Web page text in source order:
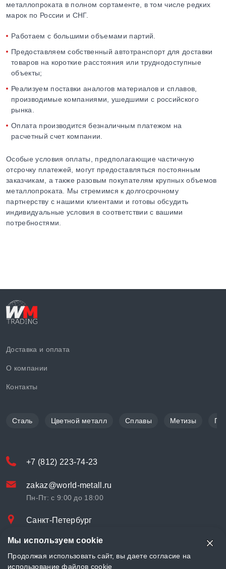
металлопроката в полном сортаменте, в том числе редких
марок по России и СНГ.
Работаем с большими объемами партий.
Предоставляем собственный автотранспорт для доставки
товаров на короткие расстояния или труднодоступные
объекты;
Реализуем поставки аналогов материалов и сплавов,
производимые компаниями, ушедшими с российского
рынка.
Оплата производится безналичным платежом на
расчетный счет компании.
Особые условия оплаты, предполагающие частичную
отсрочку платежей, могут предоставляться постоянным
заказчикам, а также разовым покупателям крупных объемов
металлопроката. Мы стремимся к долгосрочному
партнерству с нашими клиентами и готовы обсудить
индивидуальные условия в соответствии с вашими
потребностями.
Доставка и оплата
О компании
Контакты
Сталь Цветной металл Сплавы Метизы
+7 (812) 223-74-23
zakaz@world-metall.ru
Пн-Пт: с 9:00 до 18:00
Санкт-Петербург
© «World Metall» 2025, Разработка и комплексное продвижение
"LCAgency"
Мы используем cookie
Продолжая использовать сайт, вы даете согласие на
использование файлов cookie